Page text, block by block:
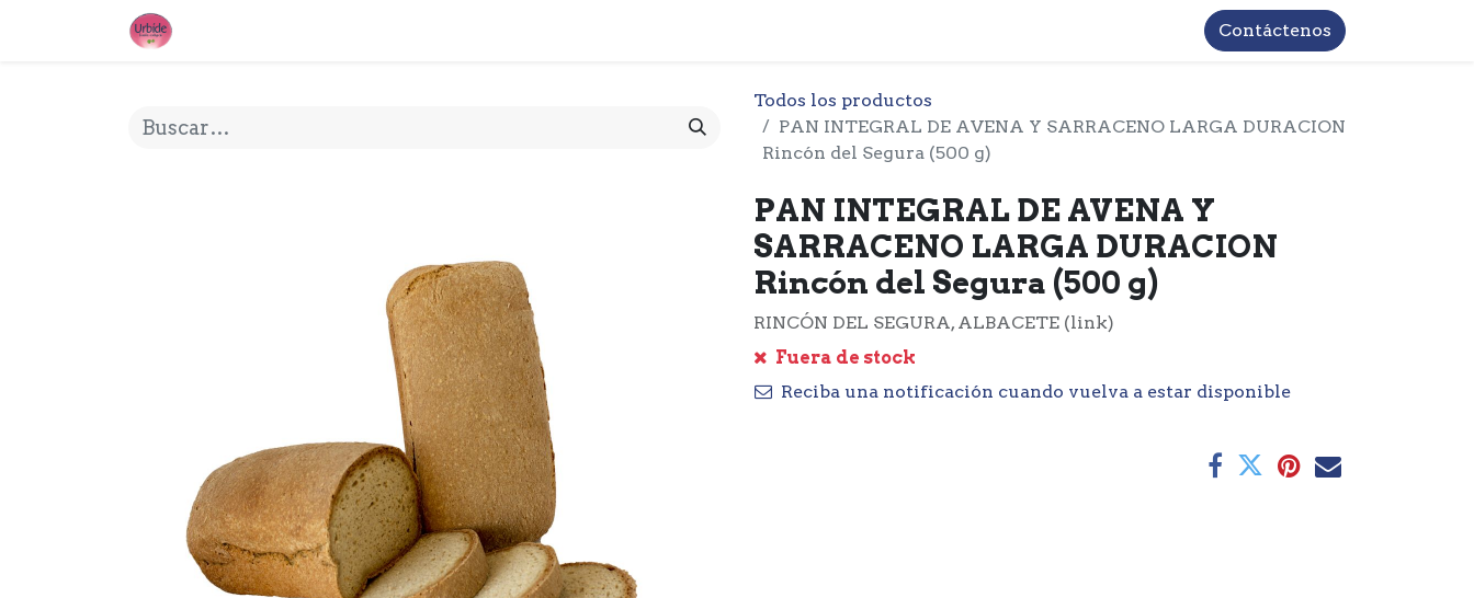
INFORMACIÓN BASICA LOPD
Contáctenos
Todos los productos
PAN INTEGRAL DE AVENA Y SARRACENO LARGA DURACION
Rincón del Segura (500 g)
PAN INTEGRAL DE AVENA Y
SARRACENO LARGA DURACION
Rincón del Segura (500 g)
RINCÓN DEL SEGURA, ALBACETE (link)
Fuera de stock
Reciba una notificación cuando vuelva a estar disponible